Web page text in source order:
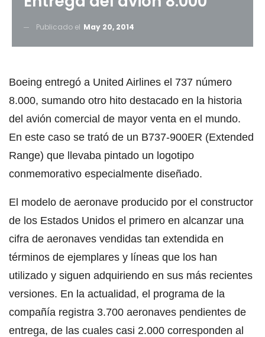
Publicado el May 20, 2014
Boeing entregó a United Airlines el 737 número
8.000, sumando otro hito destacado en la historia
del avión comercial de mayor venta en el mundo.
En este caso se trató de un B737-900ER (Extended
Range) que llevaba pintado un logotipo
conmemorativo especialmente diseñado.
El modelo de aeronave producido por el constructor
de los Estados Unidos el primero en alcanzar una
cifra de aeronaves vendidas tan extendida en
términos de ejemplares y líneas que los han
utilizado y siguen adquiriendo en sus más recientes
versiones. En la actualidad, el programa de la
compañía registra 3.700 aeronaves pendientes de
entrega, de las cuales casi 2.000 corresponden al